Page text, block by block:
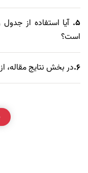
5. آیا استفاده از
است؟
6. در بخش نتایج مقاله،